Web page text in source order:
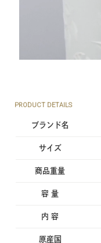
PRODUCT DETAILS
ブランド名
サイズ
商品重量
容 量
内 容
原産国